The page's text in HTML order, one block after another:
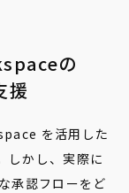
の
援
を活用した
しかし、実際に
承認フローをど